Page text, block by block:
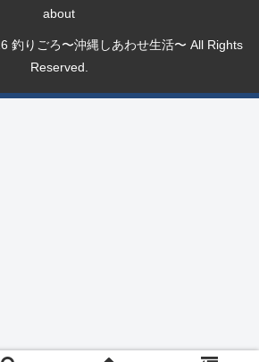
about
釣りごろ〜沖縄しあわせ生活〜 All Rights
Reserved.